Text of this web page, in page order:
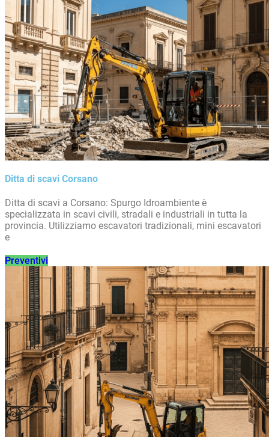
Ditta di scavi Corsano
Ditta di scavi a Corsano: Spurgo Idroambiente è
specializzata in scavi civili, stradali e industriali in tutta la
provincia. Utilizziamo escavatori tradizionali, mini escavatori
e
Preventivi